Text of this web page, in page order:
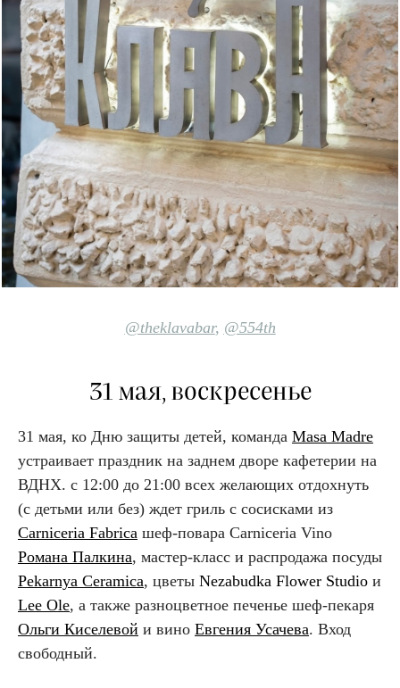
@theklavabar, @554th
31 мая, воскресенье
31 мая, ко Дню защиты детей, команда Masa Madre
устраивает праздник на заднем дворе кафетерии на
ВДНХ. с 12:00 до 21:00 всех желающих отдохнуть
(с детьми или без) ждет гриль с сосисками из
Carniceria Fabrica шеф-повара Carniceria Vino
Романа Палкина, мастер-класс и распродажа посуды
Pekarnya Ceramica, цветы Nezabudka Flower Studio и
Lee Ole, а также разноцветное печенье шеф-пекаря
Ольги Киселевой и вино Евгения Усачева. Вход
свободный.